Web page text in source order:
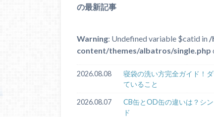
の最新記事
Warning: Undefined variable $catid in /
content/themes/albatros/single.php
2026.08.08
寝袋の洗い方完全ガイド！
ていること
2026.08.07
CB缶とOD缶の違いは？シ
ド